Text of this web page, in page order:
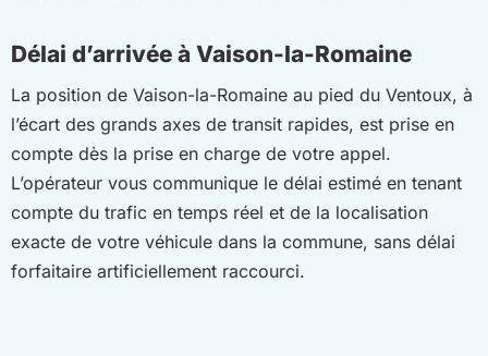
Délai d’arrivée à Vaison-la-Romaine
La position de Vaison-la-Romaine au pied du Ventoux, à
l’écart des grands axes de transit rapides, est prise en
compte dès la prise en charge de votre appel.
L’opérateur vous communique le délai estimé en tenant
compte du trafic en temps réel et de la localisation
exacte de votre véhicule dans la commune, sans délai
forfaitaire artificiellement raccourci.